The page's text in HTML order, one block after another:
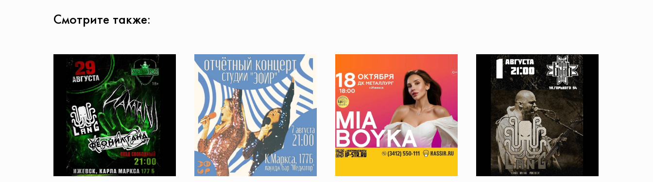
Смотрите также: